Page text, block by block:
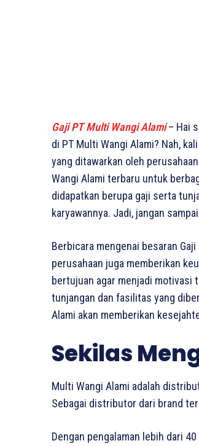
Gaji PT Multi Wangi Alami– Hai
di PT Multi Wangi Alami? Nah,
yang ditawarkan oleh
Wangi Alami terbaru untuk
didapatkan berupa gaji serta
karyawannya. Jadi, jangan
Berbicara mengenai besaran
perusahaan juga memberikan
bertujuan agar menjadi motivasi
tunjangan dan fasilitas yang
Alami akan memberikan
Sekilas
Multi Wangi Alami adalah
Sebagai distributor dari brand
Dengan pengalaman lebih dari